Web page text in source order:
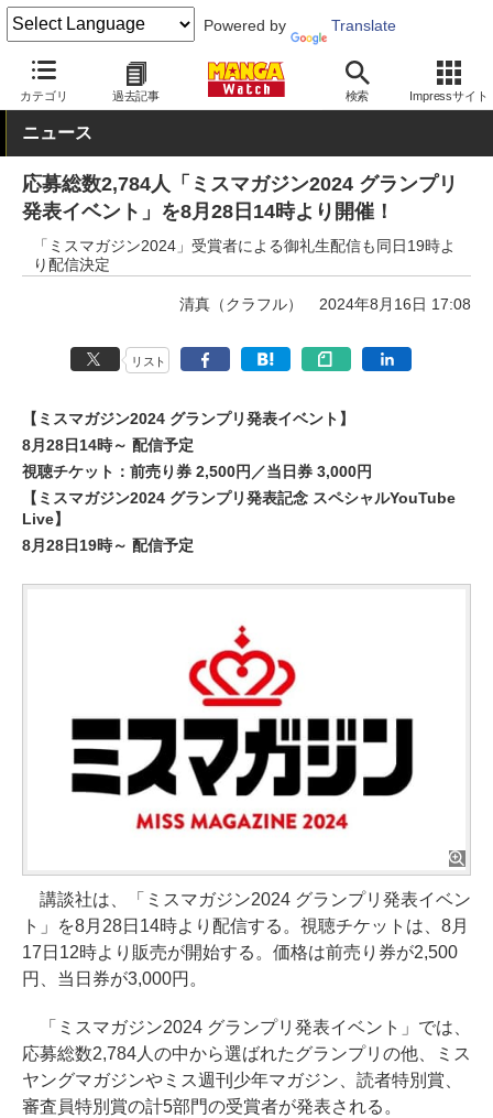
Powered by Translate
カテゴリ 過去記事 検索 Impressサイト
MANGA Watch 雑誌 週刊少年マガジン
ニュース
応募総数2,784人「ミスマガジン2024 グランプリ
発表イベント」を8月28日14時より開催！
「ミスマガジン2024」受賞者による御礼生配信も同日19時よ
り配信決定
清真（クラフル） 2024年8月16日 17:08
リスト
【ミスマガジン2024 グランプリ発表イベント】
8月28日14時～ 配信予定
視聴チケット：前売り券 2,500円／当日券 3,000円
【ミスマガジン2024 グランプリ発表記念 スペシャルYouTube
Live】
8月28日19時～ 配信予定
講談社は、「ミスマガジン2024 グランプリ発表イベン
ト」を8月28日14時より配信する。視聴チケットは、8月
17日12時より販売が開始する。価格は前売り券が2,500
円、当日券が3,000円。
「ミスマガジン2024 グランプリ発表イベント」では、
応募総数2,784人の中から選ばれたグランプリの他、ミス
ヤングマガジンやミス週刊少年マガジン、読者特別賞、
審査員特別賞の計5部門の受賞者が発表される。